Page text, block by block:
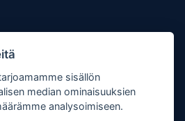
sisällön
median ominaisuuksien
analysoimiseen.